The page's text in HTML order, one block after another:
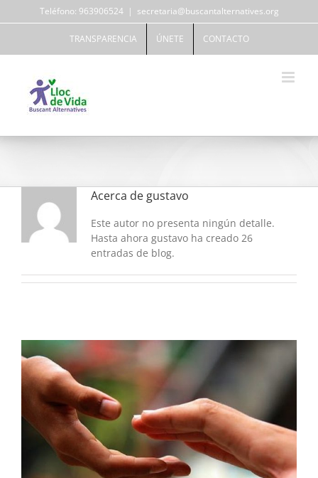
al
Teléfono: 963906524 | secretaria@buscantalternatives.org
TRANSPARENCIA ÚNETE CONTACTO
Acerca de gustavo
Este autor no presenta ningún detalle.
Hasta ahora gustavo ha creado 26
entradas de blog.